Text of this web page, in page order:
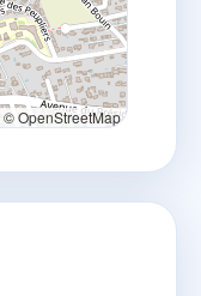
© OpenStreetMap